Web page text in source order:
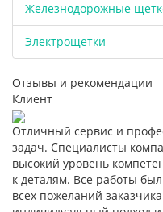
Железнодорожные
Электрощетки
Отзывы и рекомендации
Клиент
Отличный сервис и
задач. Специалисты
высокий уровень
к деталям. Все работы
всех пожеланий